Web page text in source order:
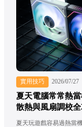
實用技巧 2026/07/27
夏天電腦常常熱
散熱與風扇調校
夏天玩遊戲容易過熱當